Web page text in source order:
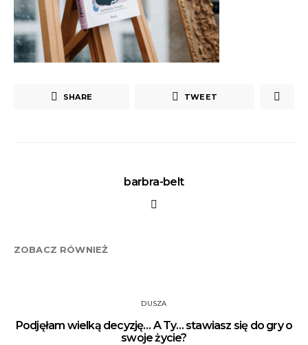
SHARE TWEET
barbra-belt
ZOBACZ RÓWNIEŻ
DUSZA
Podjęłam wielką decyzję… A Ty… stawiasz się do gry o
swoje życie?